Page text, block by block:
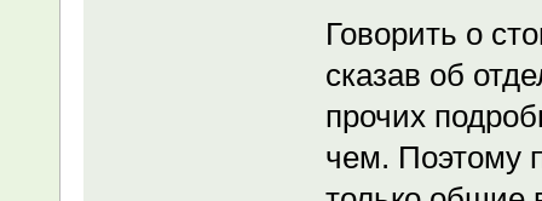
Говорить о
сказав об
прочих
чем. Поэтому